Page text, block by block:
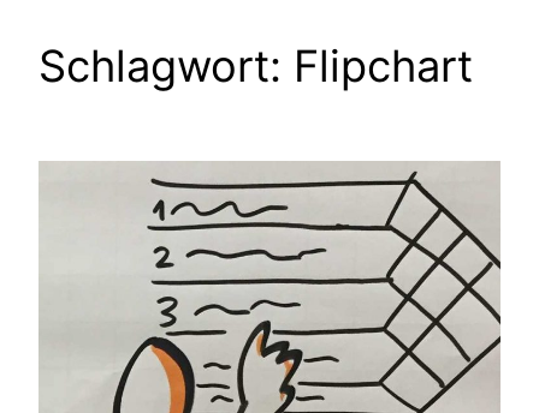
Schlagwort: Flipchart